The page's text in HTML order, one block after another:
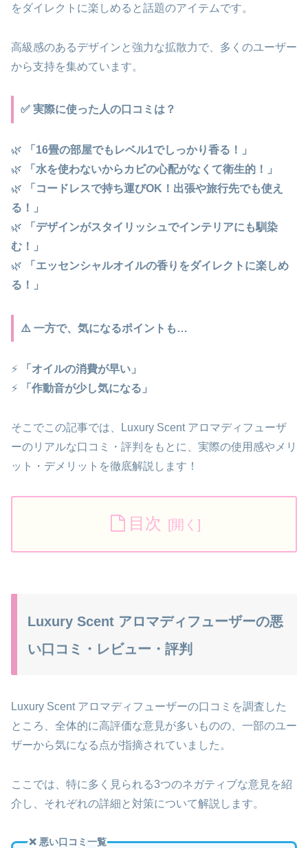
をダイレクトに楽しめると話題のアイテムです。
高級感のあるデザインと強力な拡散力で、多くのユーザー
から支持を集めています。
✅ 実際に使った人の口コミは？
🌿
「16畳の部屋でもレベル1でしっかり香る！」
🌿
「水を使わないからカビの心配がなくて衛生的！」
🌿
「コードレスで持ち運びOK！出張や旅行先でも使え
る！」
🌿
「デザインがスタイリッシュでインテリアにも馴染
む！」
🌿
「エッセンシャルオイルの香りをダイレクトに楽しめ
る！」
⚠️ 一方で、気になるポイントも…
⚡
「オイルの消費が早い」
⚡
「作動音が少し気になる」
そこでこの記事では、Luxury Scent アロマディフューザ
ーのリアルな口コミ・評判をもとに、実際の使用感やメリ
ット・デメリットを徹底解説します！
目次
Luxury Scent アロマディフューザーの悪
い口コミ・レビュー・評判
Luxury Scent アロマディフューザーの口コミを調査した
ところ、全体的に高評価な意見が多いものの、一部のユー
ザーから気になる点が指摘されていました。
ここでは、特に多く見られる3つのネガティブな意見を紹
介し、それぞれの詳細と対策について解説します。
❌ 悪い口コミ一覧